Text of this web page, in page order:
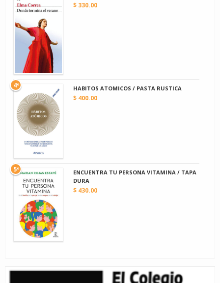
$ 330.00
HABITOS ATOMICOS / PASTA RUSTICA
$ 400.00
4º
ENCUENTRA TU PERSONA VITAMINA / TAPA
DURA
$ 430.00
5º